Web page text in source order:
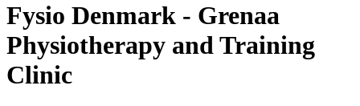
Fysio Denmark - Grenaa
Physiotherapy and Training
Clinic